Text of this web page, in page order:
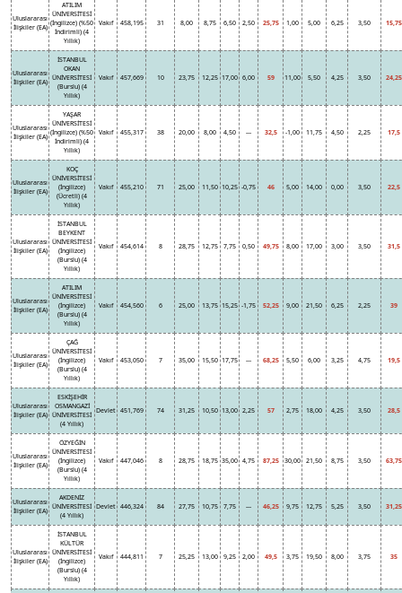
Uluslararası
İlişkiler (EA)
ATILIM
ÜNİVERSİTESİ
(İngilizce) (%50
İndirimli) (4
Yıllık)
Vakıf 458,195 31 8,00 8,75 6,50 2,50 25,75 1,00 5,00 6,25 3,50 15,75
Uluslararası
İlişkiler (EA)
İSTANBUL
OKAN
ÜNİVERSİTESİ
(Burslu) (4
Yıllık)
Vakıf 457,669 10 23,75 12,25 17,00 6,00 59 11,00 5,50 4,25 3,50 24,25
Uluslararası
İlişkiler (EA)
YAŞAR
ÜNİVERSİTESİ
(İngilizce) (%50
İndirimli) (4
Yıllık)
Vakıf 455,317 38 20,00 8,00 4,50 --- 32,5 -1,00 11,75 4,50 2,25 17,5
Uluslararası
İlişkiler (EA)
KOÇ
ÜNİVERSİTESİ
(İngilizce)
(Ücretli) (4
Yıllık)
Vakıf 455,210 71 25,00 11,50 10,25 -0,75 46 5,00 14,00 0,00 3,50 22,5
Uluslararası
İlişkiler (EA)
İSTANBUL
BEYKENT
ÜNİVERSİTESİ
(İngilizce)
(Burslu) (4
Yıllık)
Vakıf 454,614 8 28,75 12,75 7,75 0,50 49,75 8,00 17,00 3,00 3,50 31,5
Uluslararası
İlişkiler (EA)
ATILIM
ÜNİVERSİTESİ
(İngilizce)
(Burslu) (4
Yıllık)
Vakıf 454,560 6 25,00 13,75 15,25 -1,75 52,25 9,00 21,50 6,25 2,25 39
Uluslararası
İlişkiler (EA)
ÇAĞ
ÜNİVERSİTESİ
(İngilizce)
(Burslu) (4
Yıllık)
Vakıf 453,050 7 35,00 15,50 17,75 --- 68,25 5,50 6,00 3,25 4,75 19,5
Uluslararası
İlişkiler (EA)
ESKİŞEHİR
OSMANGAZİ
ÜNİVERSİTESİ
(4 Yıllık)
Devlet 451,769 74 31,25 10,50 13,00 2,25 57 2,75 18,00 4,25 3,50 28,5
Uluslararası
İlişkiler (EA)
ÖZYEĞİN
ÜNİVERSİTESİ
(İngilizce)
(Burslu) (4
Yıllık)
Vakıf 447,046 8 28,75 18,75 35,00 4,75 87,25 30,00 21,50 8,75 3,50 63,75
Uluslararası
İlişkiler (EA)
AKDENİZ
ÜNİVERSİTESİ
(4 Yıllık)
Devlet 446,324 84 27,75 10,75 7,75 --- 46,25 9,75 12,75 5,25 3,50 31,25
Uluslararası
İlişkiler (EA)
İSTANBUL
KÜLTÜR
ÜNİVERSİTESİ
(İngilizce)
(Burslu) (4
Yıllık)
Vakıf 444,811 7 25,25 13,00 9,25 2,00 49,5 3,75 19,50 8,00 3,75 35